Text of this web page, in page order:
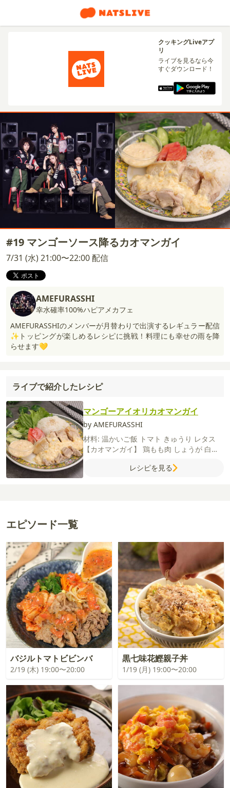
クッキングLiveアプ
リ
ライブを見るなら今
すぐダウンロード！
#19 マンゴーソース降るカオマンガイ
7/31 (水) 21:00〜22:00 配信
AMEFURASSHI
幸水確率100%ハピアメカフェ
AMEFURASSHIのメンバーが月替わりで出演するレギュラー配信
✨トッピングが楽しめるレシピに挑戦！料理にも幸せの雨を降
らせます💛
ライブで紹介したレシピ
マンゴーアイオリカオマンガイ
by AMEFURASSHI
材料: 温かいご飯 トマト きゅうり レタス
【カオマンガイ】 鶏もも肉 しょうが 白ね
ンゴーアイオリソース】冷凍マンゴー
レシピを見る
エピソード一覧
バジルトマトビビンバ
2/19 (木) 19:00〜20:00
黒七味花鰹親子丼
1/19 (月) 19:00〜20:00